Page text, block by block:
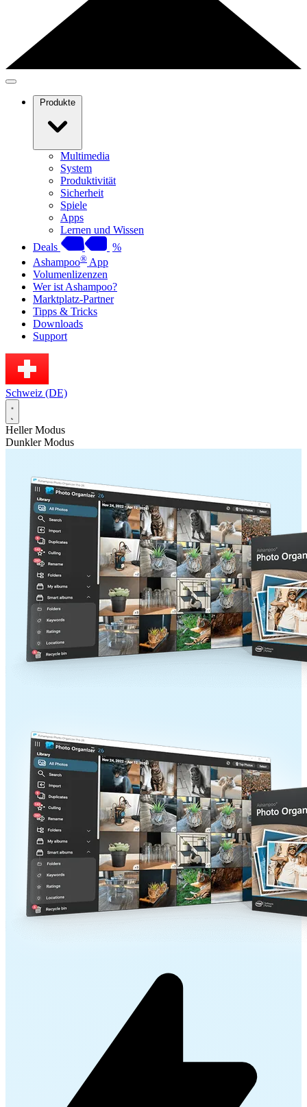
Produkte
Multimedia
System
Produktivität
Sicherheit
Spiele
Apps
Lernen und Wissen
Deals
%
Ashampoo® App
Volumenlizenzen
Wer ist Ashampoo?
Marktplatz-Partner
Tipps & Tricks
Downloads
Support
Schweiz (DE)
Heller Modus
Dunkler Modus